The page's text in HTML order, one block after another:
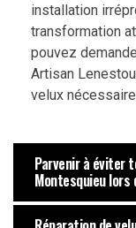
installation
transformation
pouvez
Artisan
velux
Parvenir à éviter
Montesquieu lors